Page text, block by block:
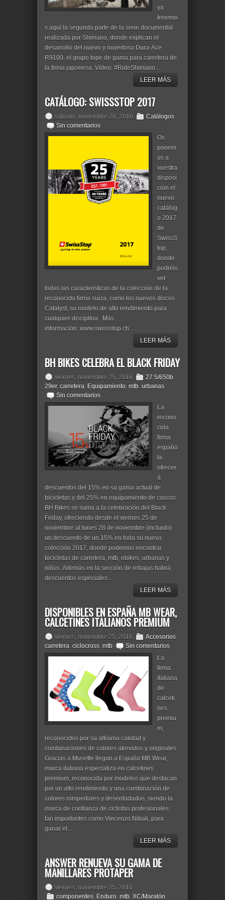
ya
tenemo
s aquí la segunda parte de la serie documental
realizada por Shimano, donde explican el
desarrollo del nuevo y novedoso Dura-Ace
R9100, el grupo tope de gama para carretera de
la firma japonesa. Vídeo: #RideShimano ...
LEER MÁS
CATÁLOGO: SWISSSTOP 2017
sábado, noviembre 26, 2016
Catálogos
Sin comentarios
Os
ponem
os a
vuestra
disposi
ción el
nuevo
catálog
o 2017
de
SwissS
top,
donde
podréis
ver
todas las características de la colección de la
reconocida firma suiza, como los nuevos discos
Catalyst, su modelo de alto rendimiento para
cualquier disciplina. Más
información: www.swissstop.ch ...
LEER MÁS
BH BIKES CELEBRA EL BLACK FRIDAY
viernes, noviembre 25, 2016 27.5/650b,
29er, carretera, Equipamiento, mtb, urbanas
Sin comentarios
La
recono
cida
firma
españo
la
ofrecer
á
descuentos del 15% en su gama actual de
bicicletas y del 25% en equipamiento de cascos.
BH Bikes se suma a la celebración del Black
Friday, ofreciendo desde el viernes 25 de
noviembre al lunes 28 de noviembre (incluido)
un descuento de un 15% en toda su nueva
colección 2017, donde podemos encontrar
bicicletas de carretera, mtb, ebikes, urbanas y
niños. Además en la sección de rebajas habrá
descuentos especiales...
LEER MÁS
DISPONIBLES EN ESPAÑA MB WEAR,
CALCETINES ITALIANOS PREMIUM
viernes, noviembre 25, 2016 Accesorios,
carretera, ciclocross, mtb
Sin comentarios
La
firma
italiana
de
calceti
nes
premiu
m,
reconocidos por su altísima calidad y
combinaciones de colores atrevidos y originales.
Gracias a Musette llegan a España MB Wear,
marca italiana especializa en calcetines
premium, reconocida por modelos que destacan
por un alto rendimiento y una combinación de
colores rompedores y desenfadados, siendo la
marca de confianza de ciclistas profesionales
tan importantes como Vincenzo Nibali, para
ganar el...
LEER MÁS
ANSWER RENUEVA SU GAMA DE
MANILLARES PROTAPER
viernes, noviembre 25, 2016
componentes, Enduro, mtb, XC/Maratón